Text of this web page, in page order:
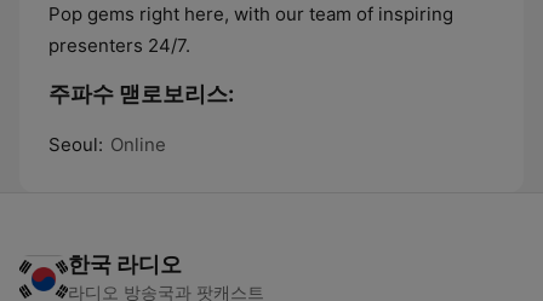
Pop gems right here, with our team of inspiring
presenters 24/7.
주파수 맫로보리스:
Seoul: Online
한국 라디오
라디오 방송국과 팟캐스트